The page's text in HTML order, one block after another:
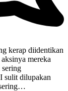
kerap diidentikan
mereka
sering
sulit dilupakan